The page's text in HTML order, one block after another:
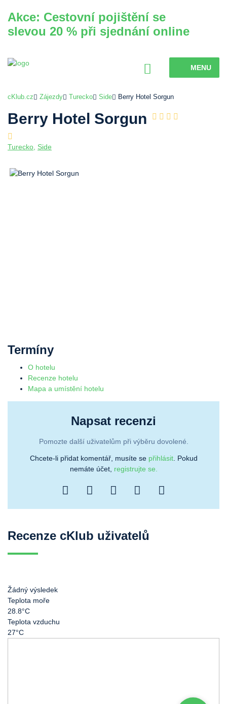
Akce: Cestovní pojištění se
slevou 20 % při sjednání online
MENU
cKlub.cz Zájezdy Turecko Side Berry Hotel Sorgun
Berry Hotel Sorgun
Turecko Side
Termíny
O hotelu
Recenze hotelu
Mapa a umístění hotelu
Napsat recenzi
Pomozte další uživatelům při výběru dovolené.
Chcete-li přidat komentář, musíte se přihlásit. Pokud
nemáte účet, registrujte se.
Recenze cKlub uživatelů
Žádný výsledek
Teplota moře
28.8°C
Teplota vzduchu
27°C